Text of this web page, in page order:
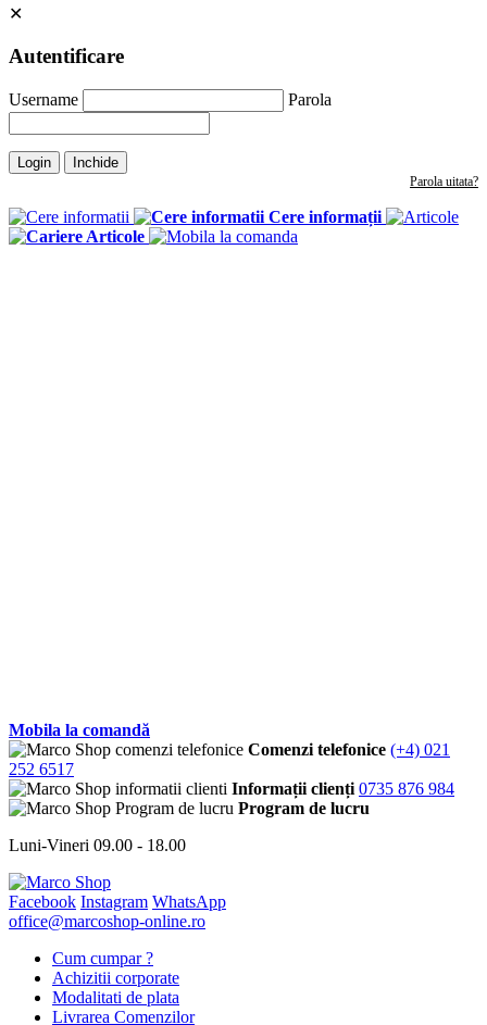
✕
Autentificare
Username Parola
Login Inchide
Parola uitata?
Cere informații
Articole
Mobila la comandă
Comenzi telefonice (+4) 021
252 6517
Informații clienți 0735 876 984
Program de lucru
Luni-Vineri 09.00 - 18.00
Facebook Instagram WhatsApp
office@marcoshop-online.ro
Cum cumpar ?
Achizitii corporate
Modalitati de plata
Livrarea Comenzilor